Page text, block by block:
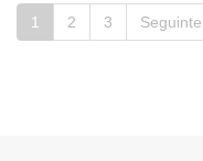
1 2 3 Seguinte